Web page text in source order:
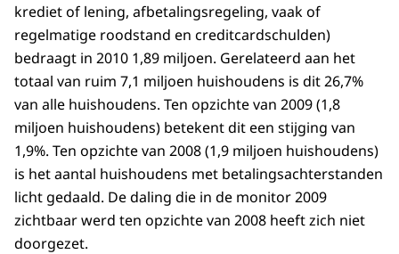
krediet of lening, afbetalingsregeling, vaak of
regelmatige roodstand en creditcardschulden)
bedraagt in 2010 1,89 miljoen. Gerelateerd aan het
totaal van ruim 7,1 miljoen huishoudens is dit 26,7%
van alle huishoudens. Ten opzichte van 2009 (1,8
miljoen huishoudens) betekent dit een stijging van
1,9%. Ten opzichte van 2008 (1,9 miljoen huishoudens)
is het aantal huishoudens met betalingsachterstanden
licht gedaald. De daling die in de monitor 2009
zichtbaar werd ten opzichte van 2008 heeft zich niet
doorgezet.